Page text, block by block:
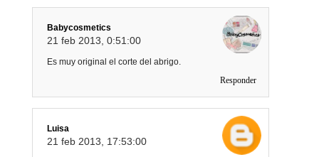
Babycosmetics
21 feb 2013, 0:51:00
Es muy original el corte del abrigo.
Responder
Luisa
21 feb 2013, 17:53:00